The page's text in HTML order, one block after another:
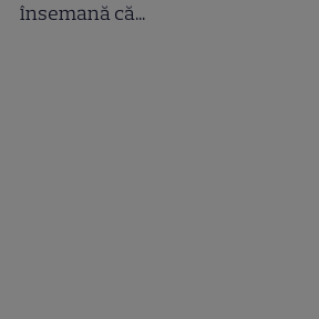
însemană că...